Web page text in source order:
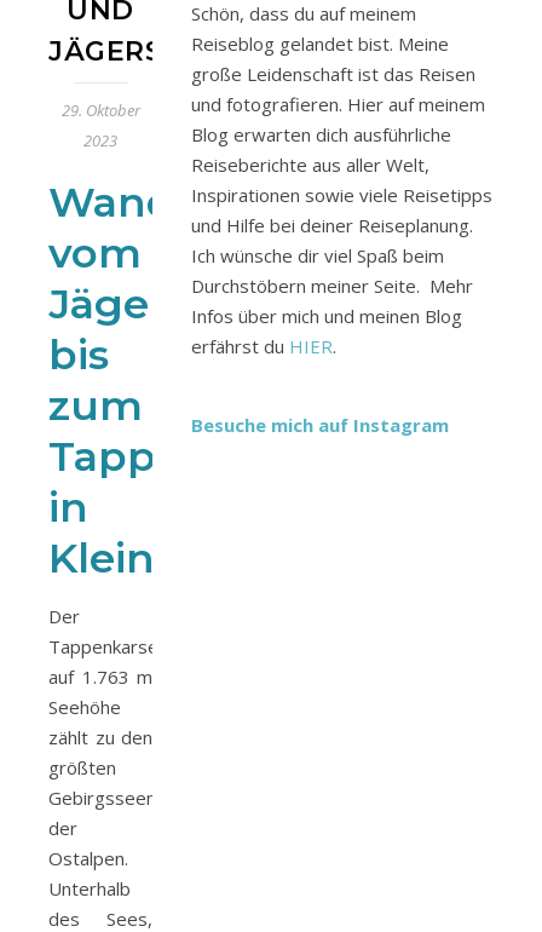
UND
JÄGERSEE
29. Oktober
2023
Wanderung
vom
Jägersee
bis
zum
Tappenkarsee
in
Kleinarl
Der
Tappenkarsee
auf 1.763 m
Seehöhe
zählt zu den
größten
Gebirgsseen
der
Ostalpen.
Unterhalb
des Sees,
Schön, dass du auf meinem
Reiseblog gelandet bist. Meine
große Leidenschaft ist das Reisen
und fotografieren. Hier auf meinem
Blog erwarten dich ausführliche
Reiseberichte aus aller Welt,
Inspirationen sowie viele Reisetipps
und Hilfe bei deiner Reiseplanung.
Ich wünsche dir viel Spaß beim
Durchstöbern meiner Seite. Mehr
Infos über mich und meinen Blog
erfährst du HIER.
Besuche mich auf Instagram